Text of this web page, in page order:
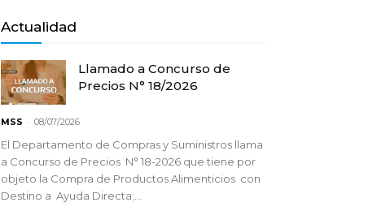
Actualidad
Llamado a Concurso de
Precios N° 18/2026
MSS - 08/07/2026
El Departamento de Compras y Suministros llama
a Concurso de Precios N° 18-2026 que tiene por
objeto la Compra de Productos Alimenticios con
Destino a Ayuda Directa;...